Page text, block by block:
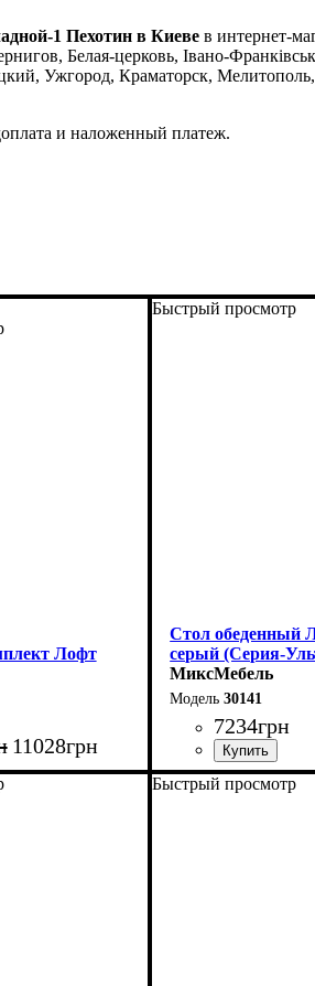
1 Пехотин в Киеве в интернет-
Белая-церковь, Івано-
Ужгород, Краматорск,
и наложенный платеж.
Лофт
11028грн
Быстрый просмотр
Стол обеденный
серый (Серия-
МиксМебель
30141
7234грн
Быстрый просмотр